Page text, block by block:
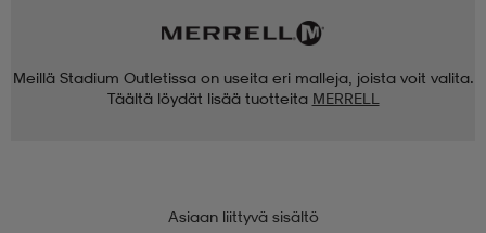
Meillä Stadium Outletissa on useita eri malleja, joista voit valita.
Täältä löydät lisää tuotteita MERRELL
Asiaan liittyvä sisältö